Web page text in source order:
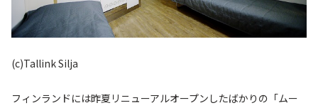
(c)Tallink Silja
フィンランドには昨夏リニューアルオープンしたばかりの「ムー